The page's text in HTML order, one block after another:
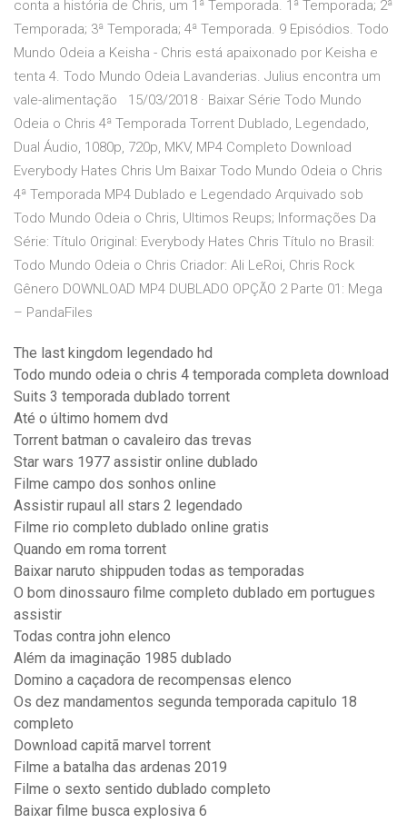
conta a história de Chris, um 1ª Temporada. 1ª Temporada; 2ª
Temporada; 3ª Temporada; 4ª Temporada. 9 Episódios. Todo
Mundo Odeia a Keisha - Chris está apaixonado por Keisha e
tenta 4. Todo Mundo Odeia Lavanderias. Julius encontra um
vale-alimentação 15/03/2018 · Baixar Série Todo Mundo
Odeia o Chris 4ª Temporada Torrent Dublado, Legendado,
Dual Áudio, 1080p, 720p, MKV, MP4 Completo Download
Everybody Hates Chris Um Baixar Todo Mundo Odeia o Chris
4ª Temporada MP4 Dublado e Legendado Arquivado sob
Todo Mundo Odeia o Chris, Ultimos Reups; Informações Da
Série: Título Original: Everybody Hates Chris Título no Brasil:
Todo Mundo Odeia o Chris Criador: Ali LeRoi, Chris Rock
Gênero DOWNLOAD MP4 DUBLADO OPÇÃO 2 Parte 01: Mega
– PandaFiles
The last kingdom legendado hd
Todo mundo odeia o chris 4 temporada completa download
Suits 3 temporada dublado torrent
Até o último homem dvd
Torrent batman o cavaleiro das trevas
Star wars 1977 assistir online dublado
Filme campo dos sonhos online
Assistir rupaul all stars 2 legendado
Filme rio completo dublado online gratis
Quando em roma torrent
Baixar naruto shippuden todas as temporadas
O bom dinossauro filme completo dublado em portugues
assistir
Todas contra john elenco
Além da imaginação 1985 dublado
Domino a caçadora de recompensas elenco
Os dez mandamentos segunda temporada capitulo 18
completo
Download capitã marvel torrent
Filme a batalha das ardenas 2019
Filme o sexto sentido dublado completo
Baixar filme busca explosiva 6